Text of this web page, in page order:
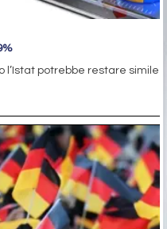
l’Istat potrebbe restare simile